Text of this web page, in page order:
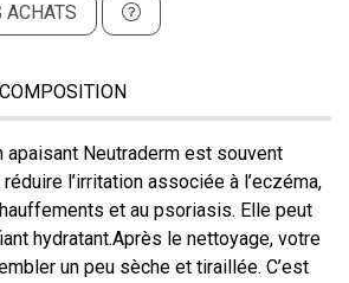
ACHATS
COMPOSITION
apaisant Neutraderm est souvent
l’irritation associée à l’eczéma,
et au psoriasis. Elle peut
hydratant.Après le nettoyage, votre
un peu sèche et tiraillée. C’est